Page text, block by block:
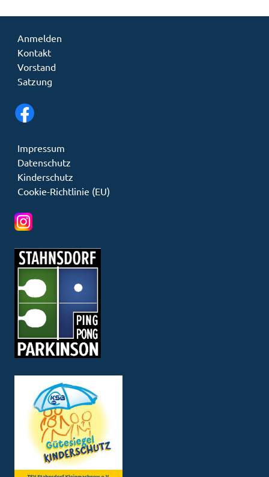
Anmelden
Kontakt
Vorstand
Satzung
Impressum
Datenschutz
Kinderschutz
Cookie-Richtlinie (EU)